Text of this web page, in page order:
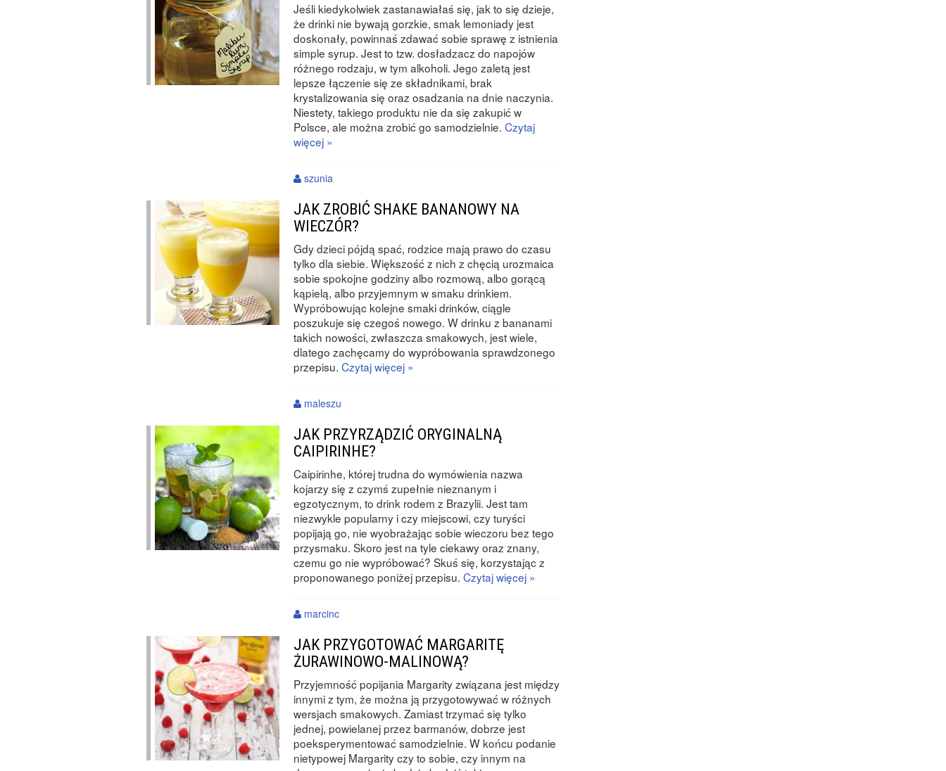
Jeśli kiedykolwiek zastanawiałaś się, jak to się dzieje,
że drinki nie bywają gorzkie, smak lemoniady jest
doskonały, powinnaś zdawać sobie sprawę z istnienia
simple syrup. Jest to tzw. dosładzacz do napojów
różnego rodzaju, w tym alkoholi. Jego zaletą jest
lepsze łączenie się ze składnikami, brak
krystalizowania się oraz osadzania na dnie naczynia.
Niestety, takiego produktu nie da się zakupić w
Polsce, ale można zrobić go samodzielnie.Czytaj
więcej »
szunia
JAK ZROBIĆ SHAKE BANANOWY NA
WIECZÓR?
Gdy dzieci pójdą spać, rodzice mają prawo do czasu
tylko dla siebie. Większość z nich z chęcią urozmaica
sobie spokojne godziny albo rozmową, albo gorącą
kąpielą, albo przyjemnym w smaku drinkiem.
Wypróbowując kolejne smaki drinków, ciągle
poszukuje się czegoś nowego. W drinku z bananami
takich nowości, zwłaszcza smakowych, jest wiele,
dlatego zachęcamy do wypróbowania sprawdzonego
przepisu.Czytaj więcej »
maleszu
JAK PRZYRZĄDZIĆ ORYGINALNĄ
CAIPIRINHE?
Caipirinhe, której trudna do wymówienia nazwa
kojarzy się z czymś zupełnie nieznanym i
egzotycznym, to drink rodem z Brazylii. Jest tam
niezwykle popularny i czy miejscowi, czy turyści
popijają go, nie wyobrażając sobie wieczoru bez tego
przysmaku. Skoro jest na tyle ciekawy oraz znany,
czemu go nie wypróbować? Skuś się, korzystając z
proponowanego poniżej przepisu.Czytaj więcej »
marcinc
JAK PRZYGOTOWAĆ MARGARITĘ
ŻURAWINOWO-MALINOWĄ?
Przyjemność popijania Margarity związana jest między
innymi z tym, że można ją przygotowywać w różnych
wersjach smakowych. Zamiast trzymać się tylko
jednej, powielanej przez barmanów, dobrze jest
poeksperymentować samodzielnie. W końcu podanie
nietypowej Margarity czy to sobie, czy innym na